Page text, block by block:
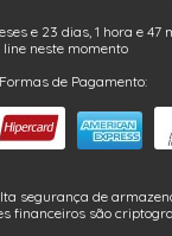
e 23 dias, 1 hora e 47
line neste momento
Formas de Pagamento:
segurança de
financeiros são